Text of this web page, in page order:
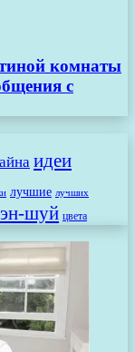
комнаты
с
идеи
лучшие лучших
шуй цвета